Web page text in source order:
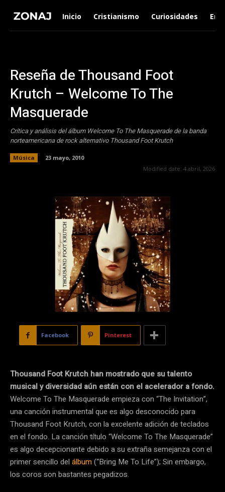
Inicio Cristianismo Curiosidades
Reseña de Thousand Foot
Krutch – Welcome To The
Masquerade
Crítica y análisis del álbum Welcome To The Masquerade de la banda
norteamericana de rock alternativo Thousand Foot Krutch
Música
23 mayo, 2010
Modified date: 4 abril, 2026
Facebook Pinterest
Thousand Foot Krutch han mostrado que su talento
musical y diversidad aún están con el acelerador a fondo.
Welcome To The Masquerade empieza con “The Invitation”,
una canción instrumental que es algo desconocido para
Thousand Foot Krutch, con la excelente adición de teclados
en el fondo. La canción título “Welcome To The Masquerade”
es algo decepcionante debido a su extraña semejanza con el
primer sencillo del álbum(“Bring Me To Life”); Sin embargo,
los coros son bastantes pegadizos.